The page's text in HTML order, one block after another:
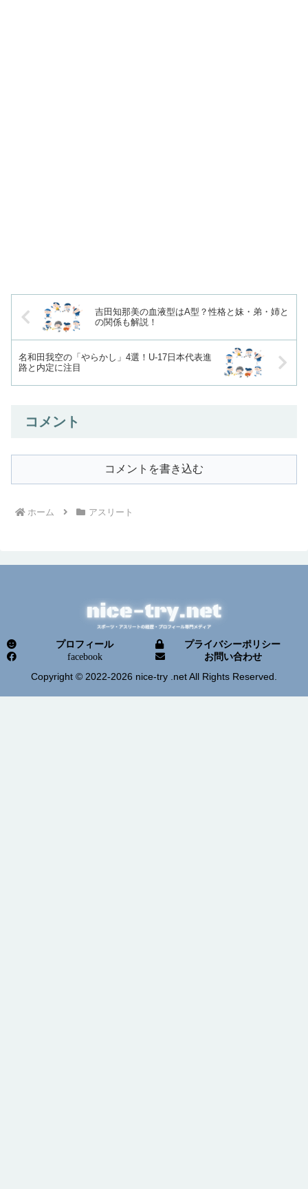
吉田知那美の血液型はA型？性格と妹・弟・姉と
の関係も解説！
名和田我空の「やらかし」4選！U-17日本代表進
路と内定に注目
コメント
コメントを書き込む
ホーム アスリート
プロフィール
プライバシーポリシー
facebook
お問い合わせ
Copyright © 2022-2026 nice-try .net All Rights Reserved.